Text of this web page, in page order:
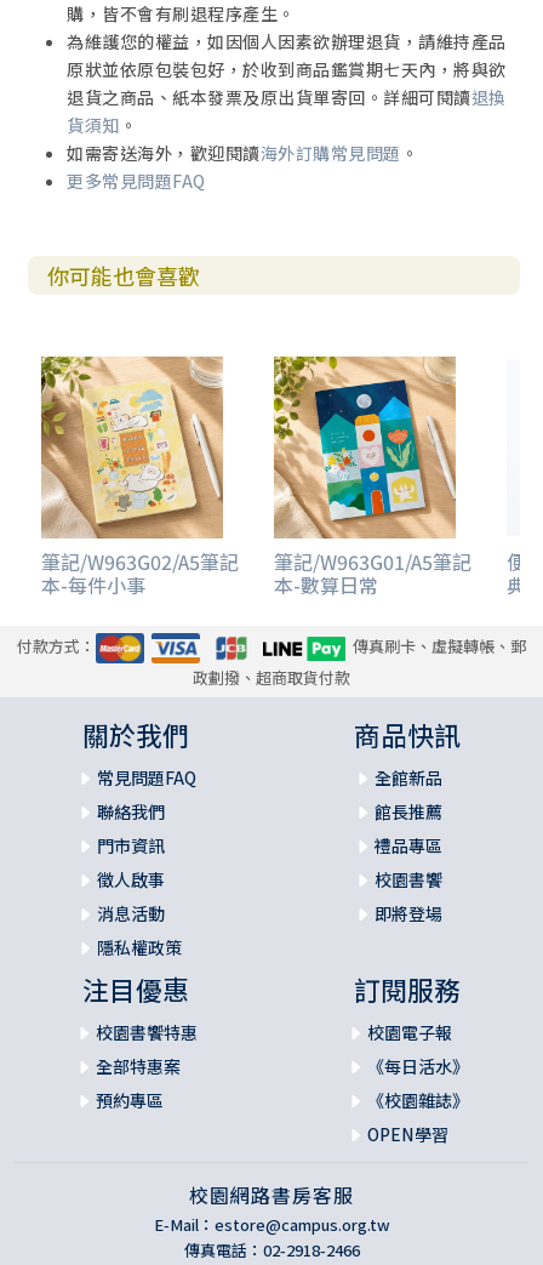
購，皆不會有刷退程序產生。
為維護您的權益，如因個人因素欲辦理退貨，請維持產品
原狀並依原包裝包好，於收到商品鑑賞期七天內，將與欲
退貨之商品、紙本發票及原出貨單寄回。詳細可閱讀退換
貨須知 。
如需寄送海外，歡迎閱讀海外訂購常見問題 。
更多常見問題FAQ
你可能也會喜歡
筆記/W963G02/A5筆記
本-每件小事
筆記/W963G01/A5筆記
本-數算日常
便
典
付款方式：
傳真刷卡、虛擬轉帳、郵
政劃撥、超商取貨付款
關於我們
常見問題FAQ
聯絡我們
門市資訊
徵人啟事
消息活動
隱私權政策
商品快訊
全館新品
館長推薦
禮品專區
校園書饗
即將登場
注目優惠
校園書饗特惠
全部特惠案
預約專區
訂閱服務
校園電子報
《每日活水》
《校園雜誌》
OPEN學習
校園網路書房客服
E-Mail： estore@campus.org.tw
傳真電話：02-2918-2466